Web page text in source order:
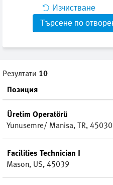
Изчистване
Резултати 10
Позиция
Üretim Operatörü
Yunusemre/ Manisa, TR, 45030
Facilities Technician I
Mason, US, 45039